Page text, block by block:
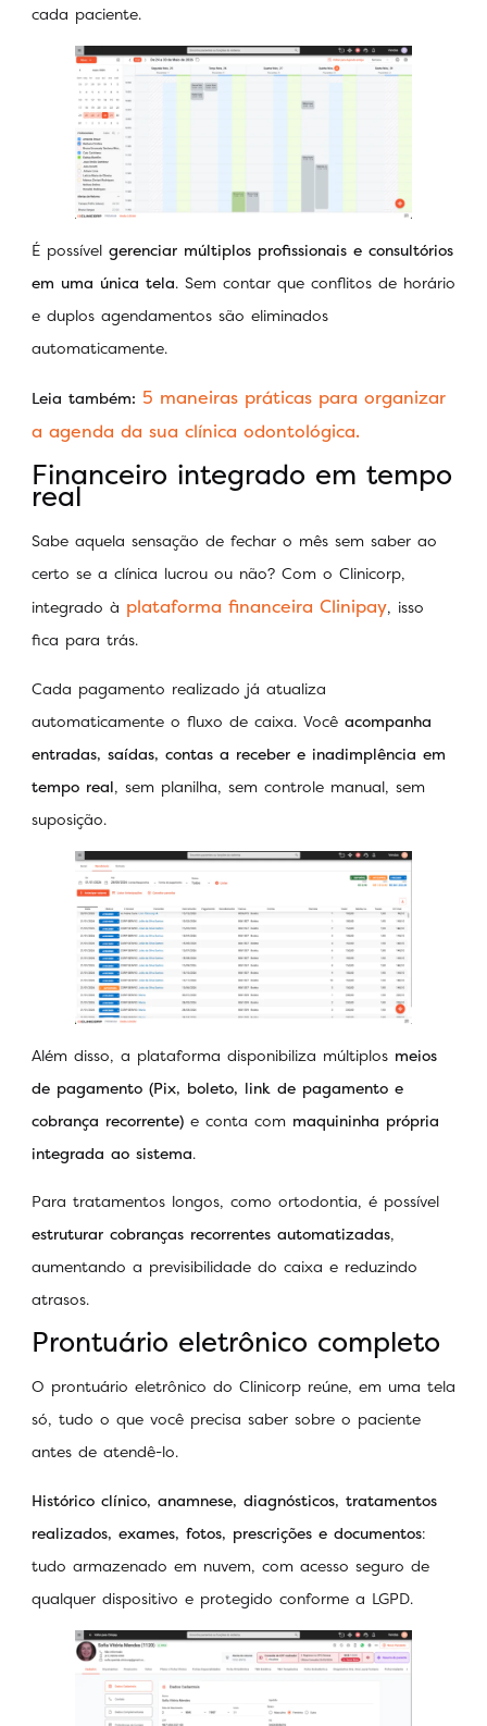
cada paciente.
É possível gerenciar múltiplos profissionais e consultórios
em uma única tela. Sem contar que conflitos de horário
e duplos agendamentos são eliminados
automaticamente.
Leia também: 5 maneiras práticas para organizar
a agenda da sua clínica odontológica.
Financeiro integrado em tempo
real
Sabe aquela sensação de fechar o mês sem saber ao
certo se a clínica lucrou ou não? Com o Clinicorp,
integrado à plataforma financeira Clinipay, isso
fica para trás.
Cada pagamento realizado já atualiza
automaticamente o fluxo de caixa. Você acompanha
entradas, saídas, contas a receber e inadimplência em
tempo real, sem planilha, sem controle manual, sem
suposição.
Além disso, a plataforma disponibiliza múltiplos meios
de pagamento (Pix, boleto, link de pagamento e
cobrança recorrente) e conta com maquininha própria
integrada ao sistema.
Para tratamentos longos, como ortodontia, é possível
estruturar cobranças recorrentes automatizadas,
aumentando a previsibilidade do caixa e reduzindo
atrasos.
Prontuário eletrônico completo
O prontuário eletrônico do Clinicorp reúne, em uma tela
só, tudo o que você precisa saber sobre o paciente
antes de atendê-lo.
Histórico clínico, anamnese, diagnósticos, tratamentos
realizados, exames, fotos, prescrições e documentos:
tudo armazenado em nuvem, com acesso seguro de
qualquer dispositivo e protegido conforme a LGPD.